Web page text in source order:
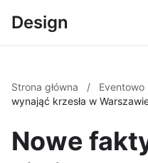
Design
Strona główna / Eventowo
wynająć krzesła w
Nowe